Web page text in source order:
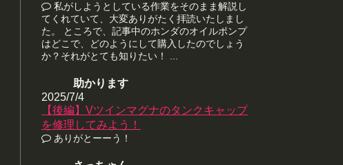
私がしようとしている作業をそのまま解説し
てくれていて、大変ありがたく拝読いたしまし
た。 ところで、記事中のホンダのオイルポンプ
はどこで、どのようにして購入したのでしょう
か？それがとても知りたい！ ...
助かります
2025/7/4
【後編】Vツインマグナのタンクキャップ
を修理してみよう！
ありがとーーう！